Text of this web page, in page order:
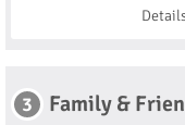
3 Family &